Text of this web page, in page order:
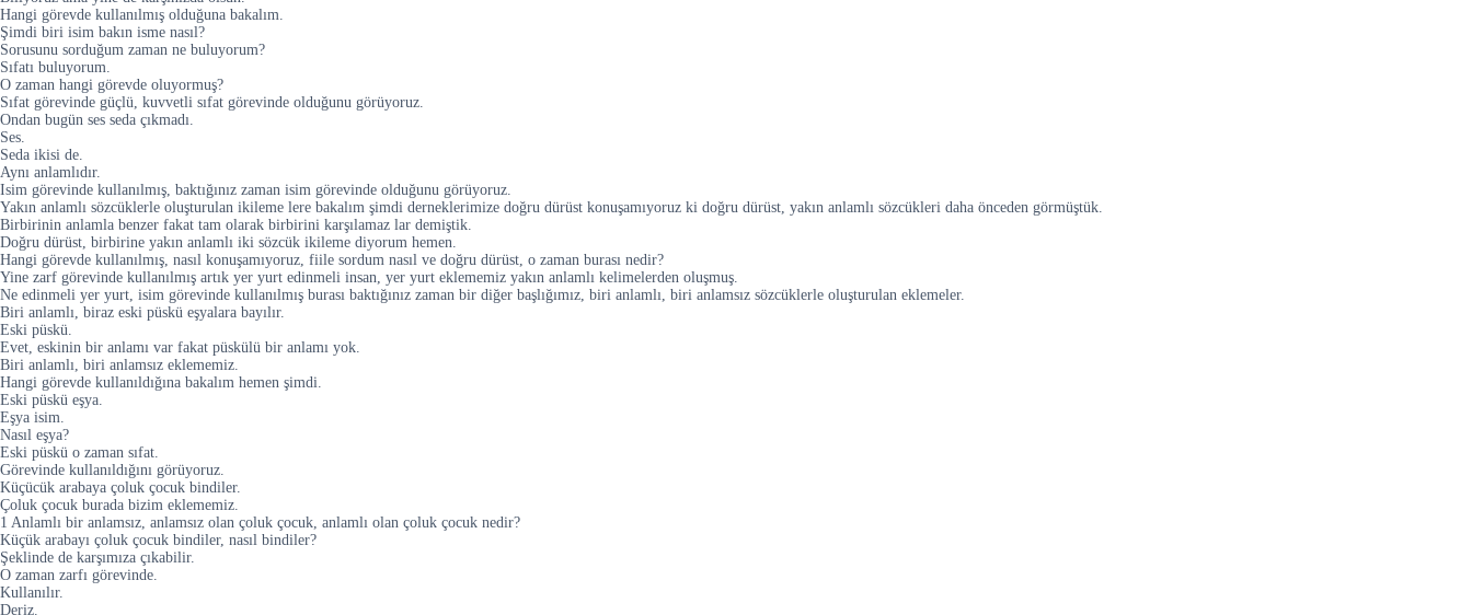
Hangi görevde kullanılmış olduğuna bakalım.
Şimdi biri isim bakın isme nasıl?
Sorusunu sorduğum zaman ne buluyorum?
Sıfatı buluyorum.
O zaman hangi görevde oluyormuş?
Sıfat görevinde güçlü, kuvvetli sıfat görevinde olduğunu görüyoruz.
Ondan bugün ses seda çıkmadı.
Ses.
Seda ikisi de.
Aynı anlamlıdır.
Isim görevinde kullanılmış, baktığınız zaman isim görevinde olduğunu görüyoruz.
Yakın anlamlı sözcüklerle oluşturulan ikileme lere bakalım şimdi derneklerimize doğru dürüst konuşamıyoruz ki doğru dürüst, yakın anlamlı sözcükleri daha önceden görmüştük.
Birbirinin anlamla benzer fakat tam olarak birbirini karşılamaz lar demiştik.
Doğru dürüst, birbirine yakın anlamlı iki sözcük ikileme diyorum hemen.
Hangi görevde kullanılmış, nasıl konuşamıyoruz, fiile sordum nasıl ve doğru dürüst, o zaman burası nedir?
Yine zarf görevinde kullanılmış artık yer yurt edinmeli insan, yer yurt eklememiz yakın anlamlı kelimelerden oluşmuş.
Ne edinmeli yer yurt, isim görevinde kullanılmış burası baktığınız zaman bir diğer başlığımız, biri anlamlı, biri anlamsız sözcüklerle oluşturulan eklemeler.
Biri anlamlı, biraz eski püskü eşyalara bayılır.
Eski püskü.
Evet, eskinin bir anlamı var fakat püskülü bir anlamı yok.
Biri anlamlı, biri anlamsız eklememiz.
Hangi görevde kullanıldığına bakalım hemen şimdi.
Eski püskü eşya.
Eşya isim.
Nasıl eşya?
Eski püskü o zaman sıfat.
Görevinde kullanıldığını görüyoruz.
Küçücük arabaya çoluk çocuk bindiler.
Çoluk çocuk burada bizim eklememiz.
1 Anlamlı bir anlamsız, anlamsız olan çoluk çocuk, anlamlı olan çoluk çocuk nedir?
Küçük arabayı çoluk çocuk bindiler, nasıl bindiler?
Şeklinde de karşımıza çıkabilir.
O zaman zarfı görevinde.
Kullanılır.
Deriz.